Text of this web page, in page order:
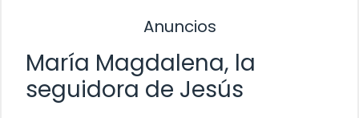
Anuncios
María Magdalena, la
seguidora de Jesús